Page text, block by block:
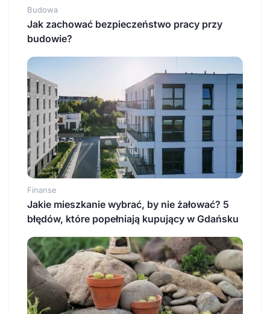
Budowa
Jak zachować bezpieczeństwo pracy przy
budowie?
Finanse
Jakie mieszkanie wybrać, by nie żałować? 5
błędów, które popełniają kupujący w Gdańsku